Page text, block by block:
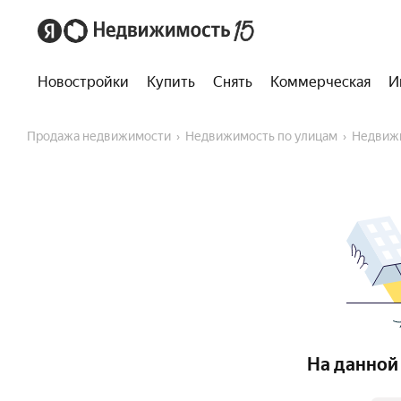
Новостройки Купить Снять Коммерческая
Продажа недвижимости Недвижимость по улицам
На